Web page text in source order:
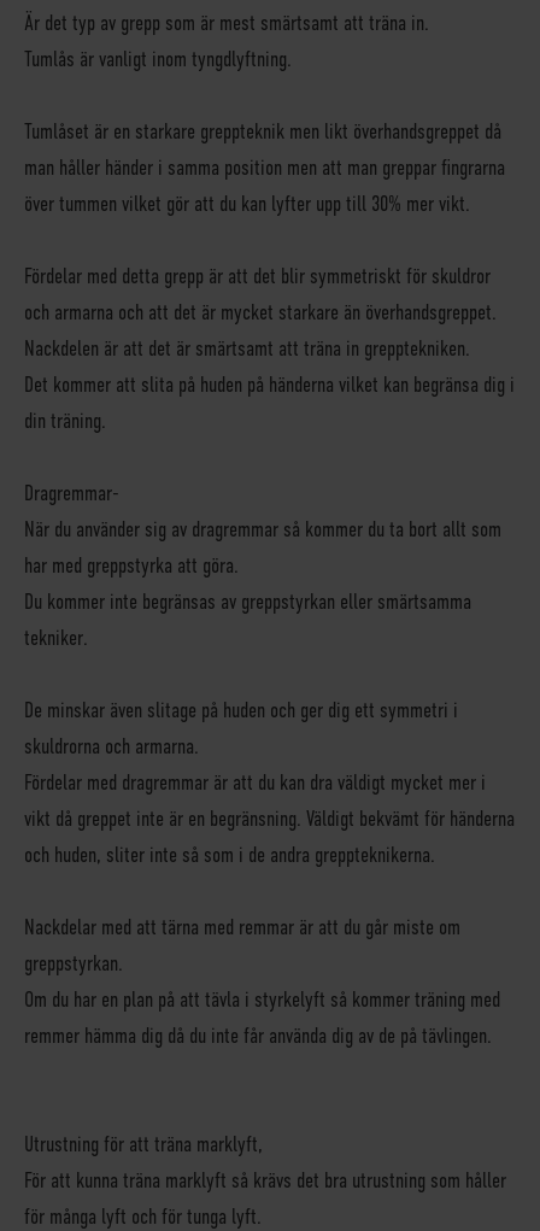
Är det typ av grepp som är mest smärtsamt att träna in.
Tumlås är vanligt inom tyngdlyftning.
Tumlåset är en starkare greppteknik men likt överhandsgreppet då
man håller händer i samma position men att man greppar fingrarna
över tummen vilket gör att du kan lyfter upp till 30% mer vikt.
Fördelar med detta grepp är att det blir symmetriskt för skuldror
och armarna och att det är mycket starkare än överhandsgreppet.
Nackdelen är att det är smärtsamt att träna in grepptekniken.
Det kommer att slita på huden på händerna vilket kan begränsa dig i
din träning.
Dragremmar-
När du använder sig av dragremmar så kommer du ta bort allt som
har med greppstyrka att göra.
Du kommer inte begränsas av greppstyrkan eller smärtsamma
tekniker.
De minskar även slitage på huden och ger dig ett symmetri i
skuldrorna och armarna.
Fördelar med dragremmar är att du kan dra väldigt mycket mer i
vikt då greppet inte är en begränsning. Väldigt bekvämt för händerna
och huden, sliter inte så som i de andra greppteknikerna.
Nackdelar med att tärna med remmar är att du går miste om
greppstyrkan.
Om du har en plan på att tävla i styrkelyft så kommer träning med
remmer hämma dig då du inte får använda dig av de på tävlingen.
Utrustning för att träna marklyft,
För att kunna träna marklyft så krävs det bra utrustning som håller
för många lyft och för tunga lyft.